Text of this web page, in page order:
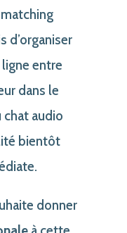
d’organiser
ligne entre
dans le
chat audio
bientôt
donner